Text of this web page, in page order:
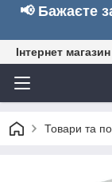
📢 Бажаєте
Інтернет магазин
Товари та